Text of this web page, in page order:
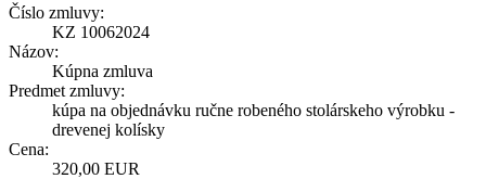
Číslo zmluvy:
KZ 10062024
Názov:
Kúpna zmluva
Predmet zmluvy:
kúpa na objednávku ručne robeného stolárskeho výrobku -
drevenej kolísky
Cena:
320,00 EUR